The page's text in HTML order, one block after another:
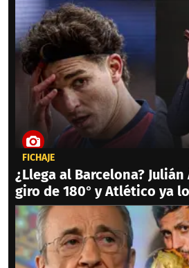
FICHAJE
¿Llega al Barcelona? Julián
giro de 180° y Atlético ya